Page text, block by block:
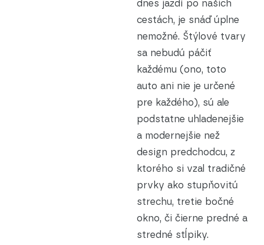
dnes jazdí po našich
cestách, je snáď úplne
nemožné. Štýlové tvary
sa nebudú páčiť
každému (ono, toto
auto ani nie je určené
pre každého), sú ale
podstatne uhladenejšie
a modernejšie než
design predchodcu, z
ktorého si vzal tradičné
prvky ako stupňovitú
strechu, tretie bočné
okno, či čierne predné a
stredné stĺpiky.